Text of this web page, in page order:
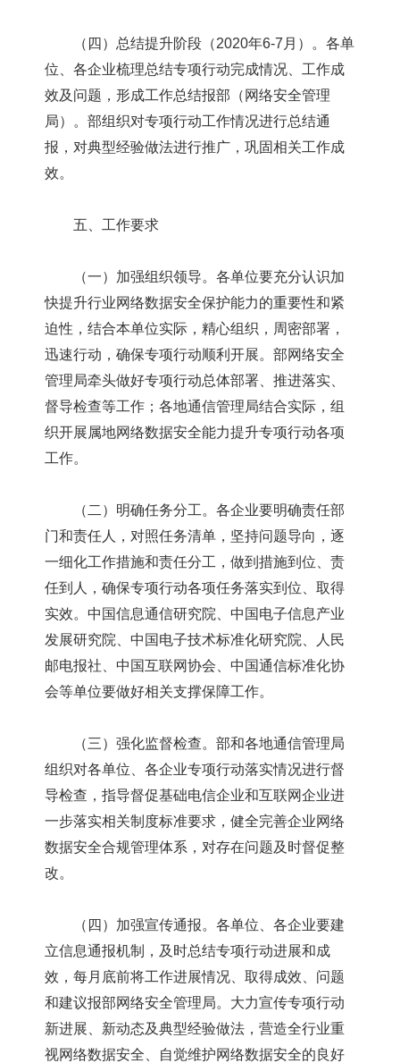
（四）总结提升阶段（2020年6-7月）。各单
位、各企业梳理总结专项行动完成情况、工作成
效及问题，形成工作总结报部（网络安全管理
局）。部组织对专项行动工作情况进行总结通
报，对典型经验做法进行推广，巩固相关工作成
效。
五、工作要求
（一）加强组织领导。各单位要充分认识加
快提升行业网络数据安全保护能力的重要性和紧
迫性，结合本单位实际，精心组织，周密部署，
迅速行动，确保专项行动顺利开展。部网络安全
管理局牵头做好专项行动总体部署、推进落实、
督导检查等工作；各地通信管理局结合实际，组
织开展属地网络数据安全能力提升专项行动各项
工作。
（二）明确任务分工。各企业要明确责任部
门和责任人，对照任务清单，坚持问题导向，逐
一细化工作措施和责任分工，做到措施到位、责
任到人，确保专项行动各项任务落实到位、取得
实效。中国信息通信研究院、中国电子信息产业
发展研究院、中国电子技术标准化研究院、人民
邮电报社、中国互联网协会、中国通信标准化协
会等单位要做好相关支撑保障工作。
（三）强化监督检查。部和各地通信管理局
组织对各单位、各企业专项行动落实情况进行督
导检查，指导督促基础电信企业和互联网企业进
一步落实相关制度标准要求，健全完善企业网络
数据安全合规管理体系，对存在问题及时督促整
改。
（四）加强宣传通报。各单位、各企业要建
立信息通报机制，及时总结专项行动进展和成
效，每月底前将工作进展情况、取得成效、问题
和建议报部网络安全管理局。大力宣传专项行动
新进展、新动态及典型经验做法，营造全行业重
视网络数据安全、自觉维护网络数据安全的良好